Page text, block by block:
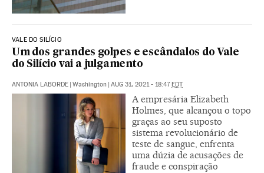
VALE DO SILÍCIO
Um dos grandes golpes e escândalos do Vale
do Silício vai a julgamento
ANTONIA LABORDE Washington AUG 31, 2021 - 18:47 EDT
A empresária Elizabeth
Holmes, que alcançou o topo
graças ao seu suposto
sistema revolucionário de
teste de sangue, enfrenta
uma dúzia de acusações de
fraude e conspiração